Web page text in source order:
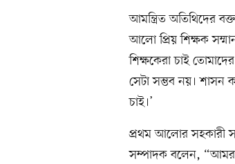
আমন্ত্রিত অতিথিদের
আলো প্রিয় শিক্ষক
শিক্ষকেরা চাই
সেটা সম্ভব নয়। শাসন
চাই।’
প্রথম আলোর সহকারী
সম্পাদক বলেন, “আমরা